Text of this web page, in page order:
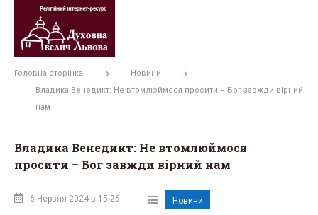
Перейти
вмісту
Головна сторінка
Новини
Владика Венедикт: Не втомлюймося просити – Бог завжди вірний
нам
Владика Венедикт: Не втомлюймося
просити – Бог завжди вірний нам
6 Червня 2024 в 15:26 Новини